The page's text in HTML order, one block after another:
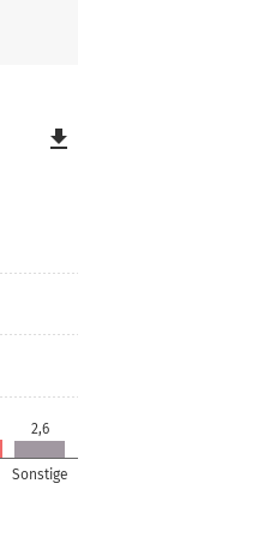
Sonstige
2,6
file_download